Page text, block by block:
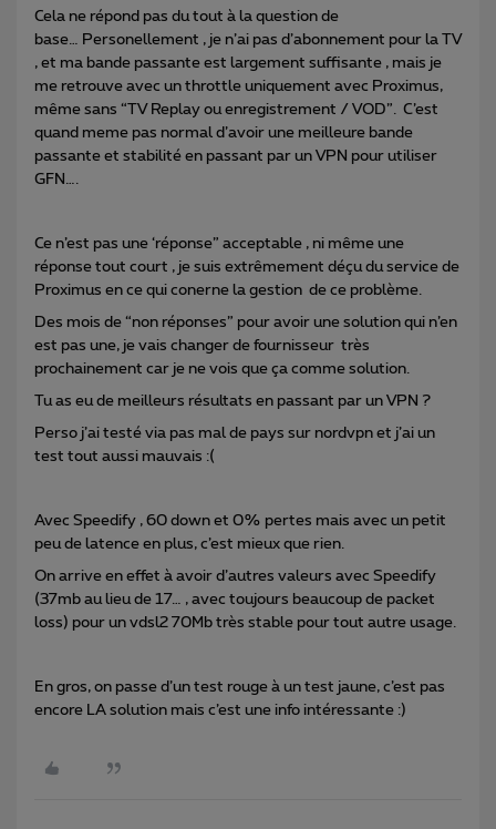
Cela ne répond pas du tout à la question de
base… Personellement , je n’ai pas d’abonnement pour la TV
, et ma bande passante est largement suffisante , mais je
me retrouve avec un throttle uniquement avec Proximus,
même sans “TV Replay ou enregistrement / VOD”. C’est
quand meme pas normal d’avoir une meilleure bande
passante et stabilité en passant par un VPN pour utiliser
GFN….
Ce n’est pas une ‘réponse” acceptable , ni même une
réponse tout court , je suis extrêmement déçu du service de
Proximus en ce qui conerne la gestion de ce problème.
Des mois de “non réponses” pour avoir une solution qui n’en
est pas une, je vais changer de fournisseur très
prochainement car je ne vois que ça comme solution.
Tu as eu de meilleurs résultats en passant par un VPN ?
Perso j’ai testé via pas mal de pays sur nordvpn et j’ai un
test tout aussi mauvais :(
Avec Speedify , 60 down et 0% pertes mais avec un petit
peu de latence en plus, c’est mieux que rien.
On arrive en effet à avoir d’autres valeurs avec Speedify
(37mb au lieu de 17… , avec toujours beaucoup de packet
loss) pour un vdsl2 70Mb très stable pour tout autre usage.
En gros, on passe d’un test rouge à un test jaune, c’est pas
encore LA solution mais c’est une info intéressante :)